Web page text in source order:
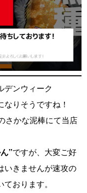
デンウィーク
りそうですね！
さかな泥棒にて当店
”ですが、大変ご好
いきませんが速攻の
おります。